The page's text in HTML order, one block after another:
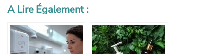
A Lire Également :